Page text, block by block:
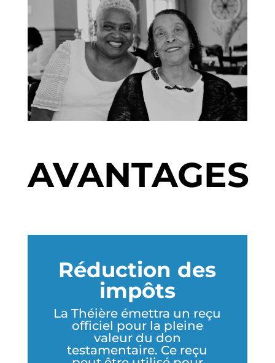
AVANTAGES
Réduction des
impôts
La Théière émettra un reçu
officiel pour la pleine
valeur du don
testamentaire. Ce reçu